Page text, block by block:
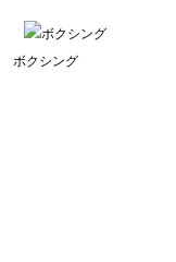
ボクシング